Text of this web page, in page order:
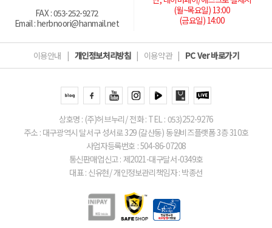
FAX : 053-252-9272
Email : herbnoori@hanmail.net
(월~목요일) 13:00
(금요일) 14:00
이용안내 | 개인정보처리방침 | 이용약관 | PC Ver 바로가기
상호명 : (주)허브누리/ 전화 : TEL : 053)252-9276
주소 : 대구광역시 달서구 성서로 329 (갈산동) 동원비즈플랫폼 3층 310호
사업자등록번호 : 504-86-07208
통신판매업신고 : 제2021-대구달서-0349호
대표 : 신유현/ 개인정보관리책임자 : 박종선